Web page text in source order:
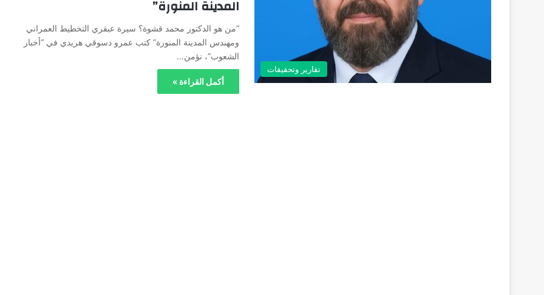
تقارير وتحقيقات
المدينة المنورة”
“من هو الدكتور محمد قشوة؟ سيرة عبقري التخطيط العمراني
ومهندس المدينة المنورة” كتب عمرو دسوقي هريدي في “أخبار
الشعوب”، نؤمن…
أكمل القراءة »